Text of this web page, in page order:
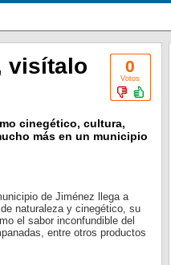
0
Votos
visítalo
cinegético, cultura,
más en un municipio
de Jiménez llega a
naturaleza y cinegético, su
el sabor inconfundible del
entre otros productos